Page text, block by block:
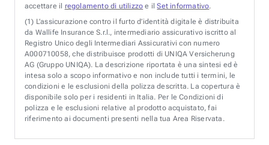
accettare il regolamento di utilizzo e ilSet informativo.
(1) L’assicurazione contro il furto d’identità digitale è distribuita
da Wallife Insurance S.r.l., intermediario assicurativo iscritto al
Registro Unico degli Intermediari Assicurativi con numero
A000710058, che distribuisce prodotti di UNIQA Versicherung
AG (Gruppo UNIQA). La descrizione riportata è una sintesi ed è
intesa solo a scopo informativo e non include tutti i termini, le
condizioni e le esclusioni della polizza descritta. La copertura è
disponibile solo per i residenti in Italia. Per le Condizioni di
polizza e le esclusioni relative al prodotto acquistato, fai
riferimento ai documenti presenti nella tua Area Riservata.